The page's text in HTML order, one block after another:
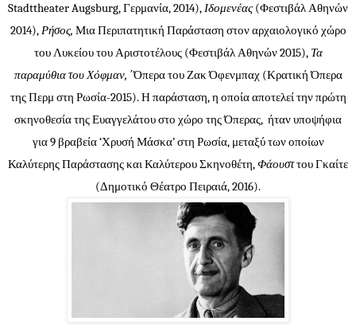
Stadttheater Augsburg, Γερμανία, 2014),Ιδομενέας (Φεστιβάλ Αθηνών
2014),Ρήσος, Μια Περιπατητική Παράσταση στον αρχαιολογικό χώρο
του Λυκείου του Αριστοτέλους (Φεστιβάλ Αθηνών 2015), Τα
παραμύθια του Χόφμαν, ΄Όπερα του Ζακ Όφενμπαχ (Κρατική Όπερα
της Περμ στη Ρωσία-2015). Η παράσταση, η οποία αποτελεί την πρώτη
σκηνοθεσία της Ευαγγελάτου στο χώρο της Όπερας, ήταν υποψήφια
για 9 βραβεία ‘Χρυσή Μάσκα’ στη Ρωσία, μεταξύ των οποίων
Καλύτερης Παράστασης και Καλύτερου Σκηνοθέτη,Φάουσττου Γκαίτε
(Δημοτικό Θέατρο Πειραιά, 2016).